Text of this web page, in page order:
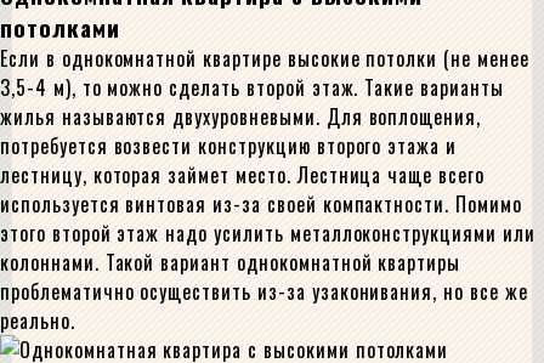
потолками
Если в однокомнатной квартире высокие потолки (не менее
3,5-4 м), то можно сделать второй этаж. Такие варианты
жилья называются двухуровневыми. Для воплощения,
потребуется возвести конструкцию второго этажа и
лестницу, которая займет место. Лестница чаще всего
используется винтовая из-за своей компактности. Помимо
этого второй этаж надо усилить металлоконструкциями или
колоннами. Такой вариант однокомнатной квартиры
проблематично осуществить из-за узаконивания, но все же
реально.